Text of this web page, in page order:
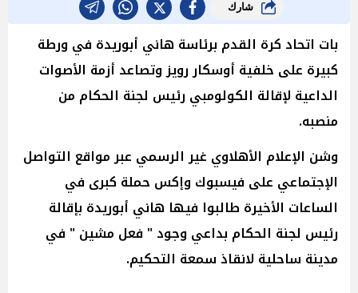
شارك
بات اتحاد كرة القدم برئاسة هاني أبوريدة في ورطة
كبيرة على خلفية أوسكار رويز وتصاعد أزمة الأصوات
الداعية لإقالة الكولومبي رئيس لجنة الحكام من
منصبه.
وشن الإعلام الأهلاوي غير الرسمي عبر مواقع التواصل
الإجتماعي على فيسبوك وإكس حملة كبرى في
الساعات الأخيرة طالبوا فيها هاني أبوريدة بإقالة
رئيس لجنة الحكام بداعي وجود " فعل مشين " في
مدينة ساحلية لانقاذ سمعة التحكيم.